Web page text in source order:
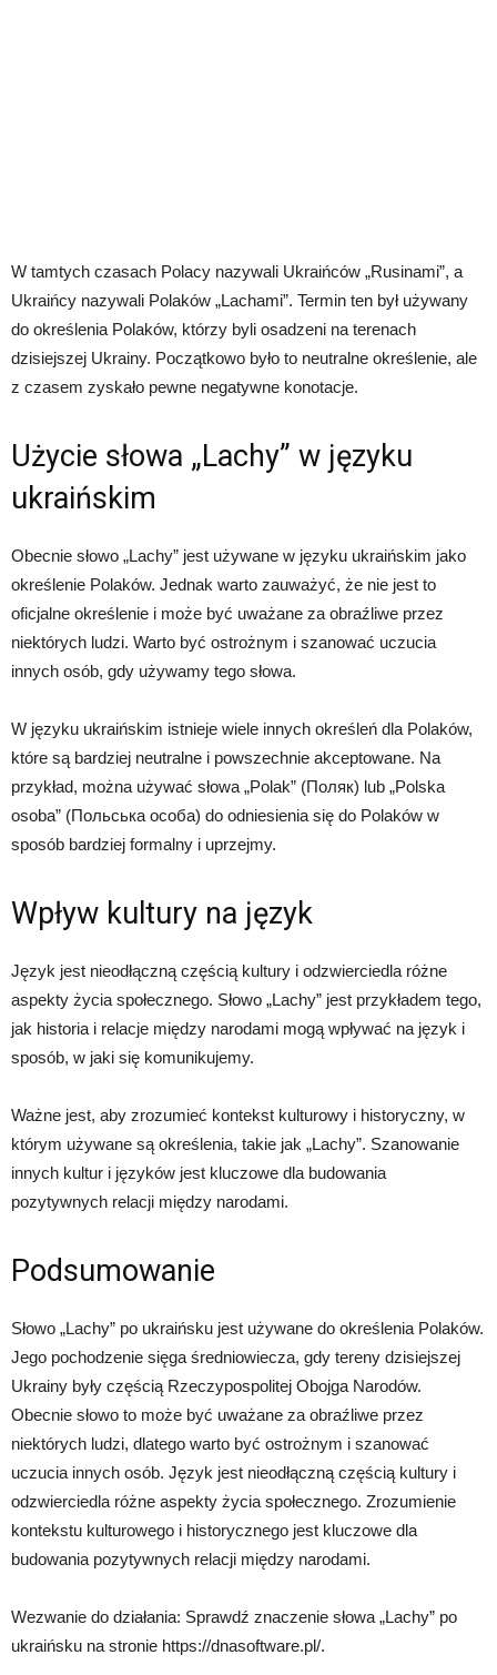
W tamtych czasach Polacy nazywali Ukraińców „Rusinami”, a
Ukraińcy nazywali Polaków „Lachami”. Termin ten był używany
do określenia Polaków, którzy byli osadzeni na terenach
dzisiejszej Ukrainy. Początkowo było to neutralne określenie, ale
z czasem zyskało pewne negatywne konotacje.
Użycie słowa „Lachy” w języku
ukraińskim
Obecnie słowo „Lachy” jest używane w języku ukraińskim jako
określenie Polaków. Jednak warto zauważyć, że nie jest to
oficjalne określenie i może być uważane za obraźliwe przez
niektórych ludzi. Warto być ostrożnym i szanować uczucia
innych osób, gdy używamy tego słowa.
W języku ukraińskim istnieje wiele innych określeń dla Polaków,
które są bardziej neutralne i powszechnie akceptowane. Na
przykład, można używać słowa „Polak” (Поляк) lub „Polska
osoba” (Польська особа) do odniesienia się do Polaków w
sposób bardziej formalny i uprzejmy.
Wpływ kultury na język
Język jest nieodłączną częścią kultury i odzwierciedla różne
aspekty życia społecznego. Słowo „Lachy” jest przykładem tego,
jak historia i relacje między narodami mogą wpływać na język i
sposób, w jaki się komunikujemy.
Ważne jest, aby zrozumieć kontekst kulturowy i historyczny, w
którym używane są określenia, takie jak „Lachy”. Szanowanie
innych kultur i języków jest kluczowe dla budowania
pozytywnych relacji między narodami.
Podsumowanie
Słowo „Lachy” po ukraińsku jest używane do określenia Polaków.
Jego pochodzenie sięga średniowiecza, gdy tereny dzisiejszej
Ukrainy były częścią Rzeczypospolitej Obojga Narodów.
Obecnie słowo to może być uważane za obraźliwe przez
niektórych ludzi, dlatego warto być ostrożnym i szanować
uczucia innych osób. Język jest nieodłączną częścią kultury i
odzwierciedla różne aspekty życia społecznego. Zrozumienie
kontekstu kulturowego i historycznego jest kluczowe dla
budowania pozytywnych relacji między narodami.
Wezwanie do działania: Sprawdź znaczenie słowa „Lachy” po
ukraińsku na stronie https://dnasoftware.pl/.